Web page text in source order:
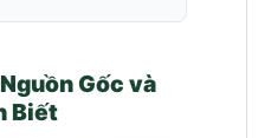
Gốc và
Biết